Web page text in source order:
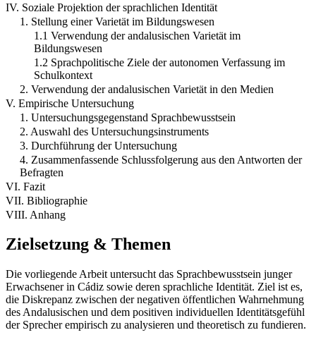
IV. Soziale Projektion der sprachlichen Identität
1. Stellung einer Varietät im Bildungswesen
1.1 Verwendung der andalusischen Varietät im
Bildungswesen
1.2 Sprachpolitische Ziele der autonomen Verfassung im
Schulkontext
2. Verwendung der andalusischen Varietät in den Medien
V. Empirische Untersuchung
1. Untersuchungsgegenstand Sprachbewusstsein
2. Auswahl des Untersuchungsinstruments
3. Durchführung der Untersuchung
4. Zusammenfassende Schlussfolgerung aus den Antworten der
Befragten
VI. Fazit
VII. Bibliographie
VIII. Anhang
Zielsetzung & Themen
Die vorliegende Arbeit untersucht das Sprachbewusstsein junger
Erwachsener in Cádiz sowie deren sprachliche Identität. Ziel ist es,
die Diskrepanz zwischen der negativen öffentlichen Wahrnehmung
des Andalusischen und dem positiven individuellen Identitätsgefühl
der Sprecher empirisch zu analysieren und theoretisch zu fundieren.